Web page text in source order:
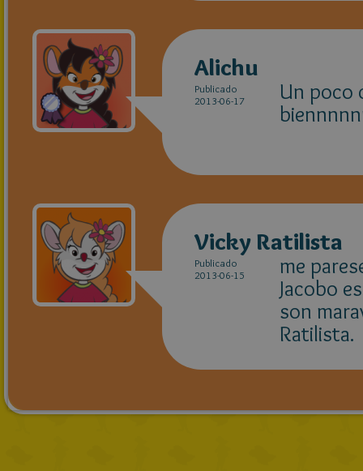
Alichu
Publicado
2013-06-17
Un poco
Vicky Ratilista
Publicado
2013-06-15
me
Jacobo
son
Ratilista.